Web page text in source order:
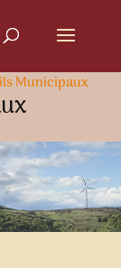
Municipaux